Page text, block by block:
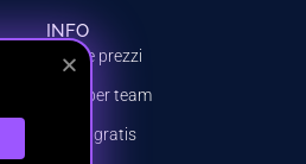
INFO
Piani e prezzi
Piani per team
Prova gratis